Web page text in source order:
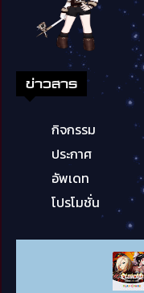
ข่าวสาร
กิจกรรม
ประกาศ
อัพเดท
โปรโมชั่น